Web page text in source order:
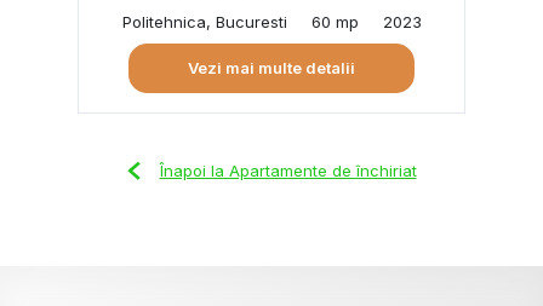
Politehnica, Bucuresti
60 mp 2023
Vezi mai multe detalii
Înapoi la Apartamente de închiriat